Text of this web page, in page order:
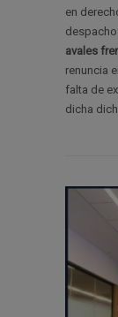
en
avales
renuncia
falta de
dicha